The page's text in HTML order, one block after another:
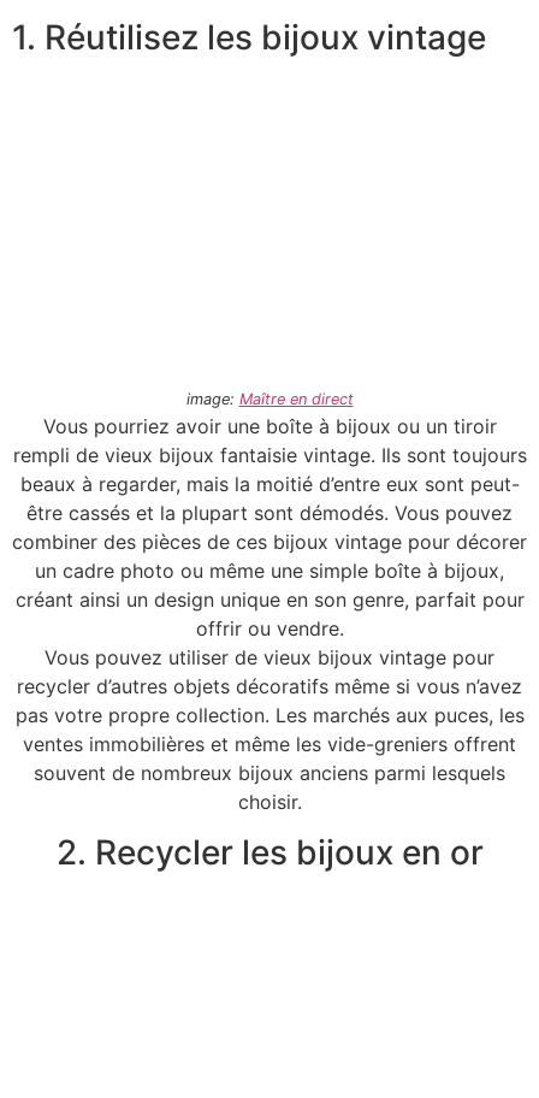
1. Réutilisez les bijoux vintage
image: Maître en direct
Vous pourriez avoir une boîte à bijoux ou un tiroir
rempli de vieux bijoux fantaisie vintage. Ils sont toujours
beaux à regarder, mais la moitié d’entre eux sont peut-
être cassés et la plupart sont démodés. Vous pouvez
combiner des pièces de ces bijoux vintage pour décorer
un cadre photo ou même une simple boîte à bijoux,
créant ainsi un design unique en son genre, parfait pour
offrir ou vendre.
Vous pouvez utiliser de vieux bijoux vintage pour
recycler d’autres objets décoratifs même si vous n’avez
pas votre propre collection. Les marchés aux puces, les
ventes immobilières et même les vide-greniers offrent
souvent de nombreux bijoux anciens parmi lesquels
choisir.
2. Recycler les bijoux en or